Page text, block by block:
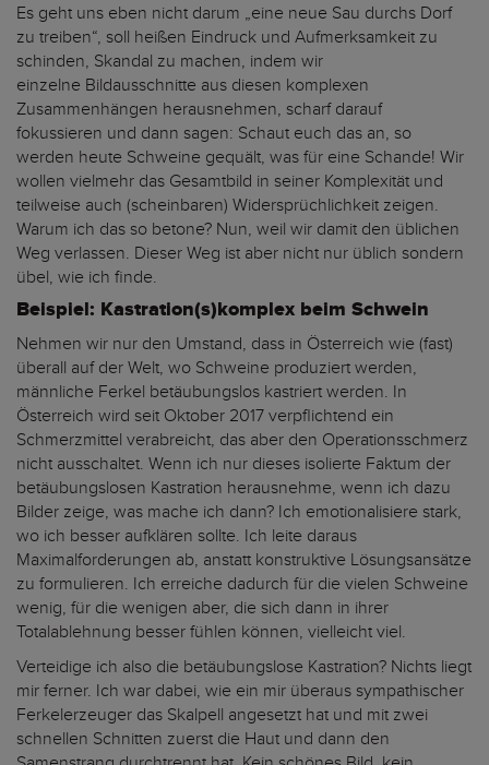
Es geht uns eben nicht darum „eine neue Sau durchs Dorf
zu treiben“, soll heißen Eindruck und Aufmerksamkeit zu
schinden, Skandal zu machen, indem wir
einzelne Bildausschnitte aus diesen komplexen
Zusammenhängen herausnehmen, scharf darauf
fokussieren und dann sagen: Schaut euch das an, so
werden heute Schweine gequält, was für eine Schande! Wir
wollen vielmehr das Gesamtbild in seiner Komplexität und
teilweise auch (scheinbaren) Widersprüchlichkeit zeigen.
Warum ich das so betone? Nun, weil wir damit den üblichen
Weg verlassen. Dieser Weg ist aber nicht nur üblich sondern
übel, wie ich finde.
Beispiel: Kastration(s)komplex beim Schwein
Nehmen wir nur den Umstand, dass in Österreich wie (fast)
überall auf der Welt, wo Schweine produziert werden,
männliche Ferkel betäubungslos kastriert werden. In
Österreich wird seit Oktober 2017 verpflichtend ein
Schmerzmittel verabreicht, das aber den Operationsschmerz
nicht ausschaltet. Wenn ich nur dieses isolierte Faktum der
betäubungslosen Kastration herausnehme, wenn ich dazu
Bilder zeige, was mache ich dann? Ich emotionalisiere stark,
wo ich besser aufklären sollte. Ich leite daraus
Maximalforderungen ab, anstatt konstruktive Lösungsansätze
zu formulieren. Ich erreiche dadurch für die vielen Schweine
wenig, für die wenigen aber, die sich dann in ihrer
Totalablehnung besser fühlen können, vielleicht viel.
Verteidige ich also die betäubungslose Kastration? Nichts liegt
mir ferner. Ich war dabei, wie ein mir überaus sympathischer
Ferkelerzeuger das Skalpell angesetzt hat und mit zwei
schnellen Schnitten zuerst die Haut und dann den